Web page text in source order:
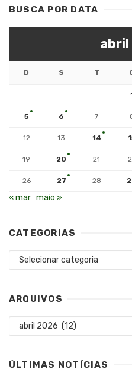
BUSCA POR DATA
abril
D S T
5 6 7
12 13 14
19 20 21
26 27 28
« mar maio »
CATEGORIAS
Categorias
ARQUIVOS
Arquivos
ÚLTIMAS NOTÍCIAS